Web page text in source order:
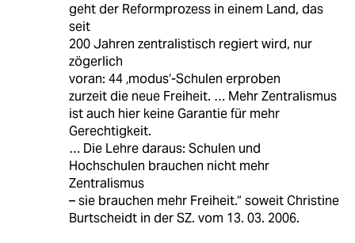
geht der Reformprozess in einem Land, das
seit
200 Jahren zentralistisch regiert wird, nur
zögerlich
voran: 44 ‚modus‘-Schulen erproben
zurzeit die neue Freiheit. … Mehr Zentralismus
ist auch hier keine Garantie für mehr
Gerechtigkeit.
… Die Lehre daraus: Schulen und
Hochschulen brauchen nicht mehr
Zentralismus
– sie brauchen mehr Freiheit.“ soweit Christine
Burtscheidt in der SZ. vom 13. 03. 2006.